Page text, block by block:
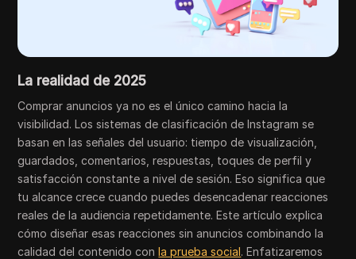
La realidad de 2025
Comprar anuncios ya no es el único camino hacia la
visibilidad. Los sistemas de clasificación de Instagram se
basan en las señales del usuario: tiempo de visualización,
guardados, comentarios, respuestas, toques de perfil y
satisfacción constante a nivel de sesión. Eso significa que
tu alcance crece cuando puedes desencadenar reacciones
reales de la audiencia repetidamente. Este artículo explica
cómo diseñar esas reacciones sin anuncios combinando la
calidad del contenido conla prueba social. Enfatizaremos